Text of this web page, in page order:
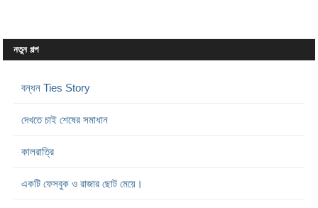
নতুন গল্প
বন্ধন Ties Story
দেখতে চাই শেষের সমাধান
কালরাত্রি
একটি ফেসবুক ও রাজার ছোট মেয়ে।